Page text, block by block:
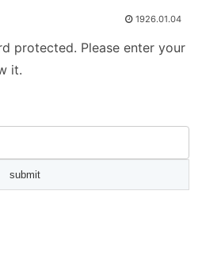
1926.01.04
protected. Please enter your
it.